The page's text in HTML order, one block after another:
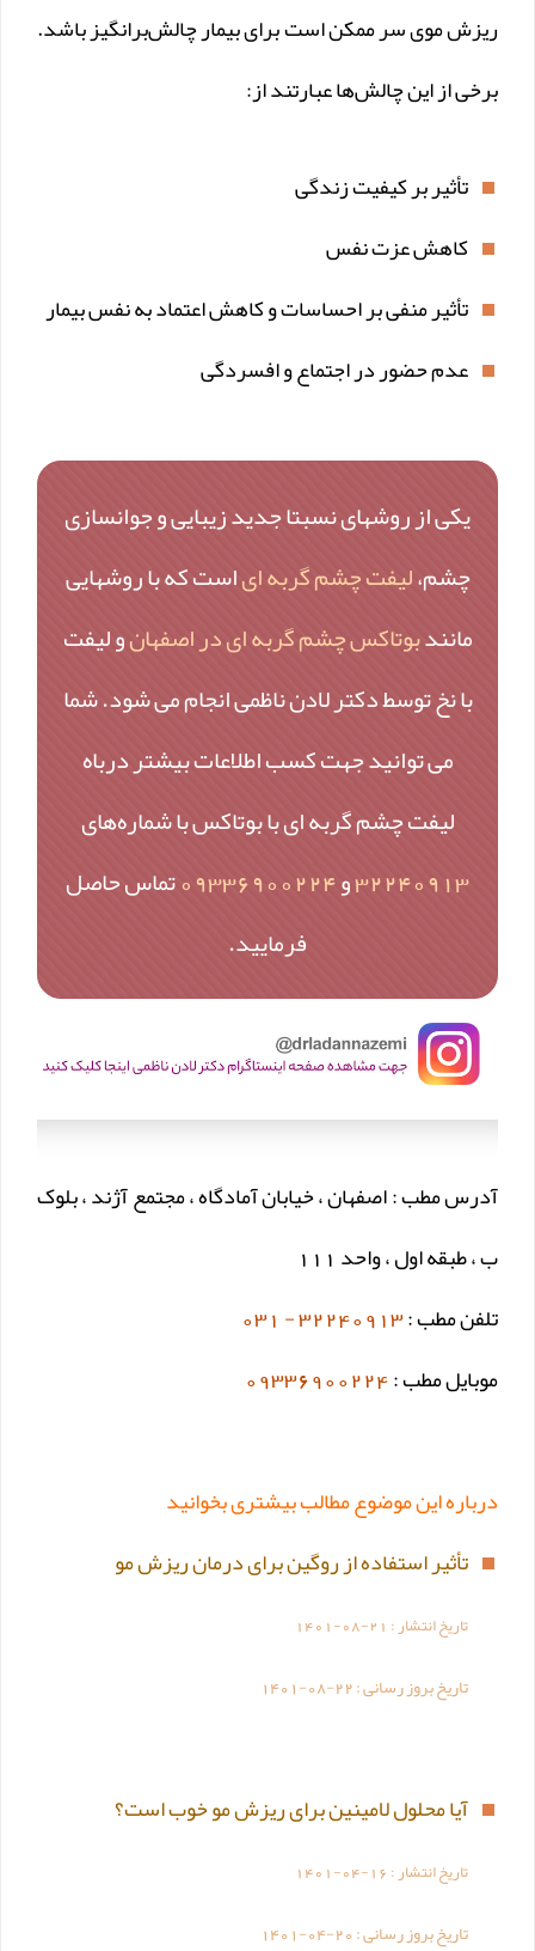
ریزش موی سر ممکن است برای بیمار چالش‌برانگیز باشد.
برخی از این چالش‌ها عبارتند از:
تأثیر بر کیفیت زندگی
کاهش عزت نفس
تأثیر منفی بر احساسات و کاهش اعتماد به نفس بیمار
عدم حضور در اجتماع و افسردگی
یکی از روشهای نسبتا جدید زیبایی و جوانسازی
چشم،لیفت چشم گربه ایاست که با روشهایی
مانندبوتاکس چشم گربه ای در اصفهانو لیفت
با نخ توسط دکتر لادن ناظمی انجام می شود. شما
می توانید جهت کسب اطلاعات بیشتر درباه
لیفت چشم گربه ای با بوتاکس با شماره‌های
32240913و09336900224تماس حاصل
فرمایید.
آدرس مطب : اصفهان ، خیابان آمادگاه ، مجتمع آژند ، بلوک
ب ، طبقه اول ، واحد 111
تلفن مطب :32240913 - 031
موبایل مطب :09336900224
درباره این موضوع مطالب بیشتری بخوانید
تأثیر استفاده از روگین برای درمان ریزش مو
تاریخ انتشار : 1401-08-21
تاریخ بروز رسانی :1401-08-22
آیا محلول لامینین برای ریزش مو خوب است؟
تاریخ انتشار :1401-04-16
تاریخ بروز رسانی :1401-04-20